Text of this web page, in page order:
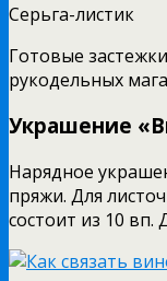
Серьга-листик
Готовые
рукодельных
Украшение
Нарядное
пряжи. Для
состоит из 10 вп.